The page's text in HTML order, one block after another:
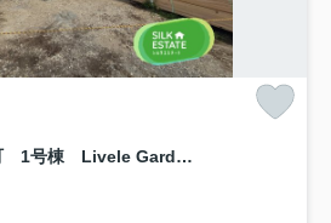
新築 伊勢崎第3茂呂町 1号棟 Livele Garden.S